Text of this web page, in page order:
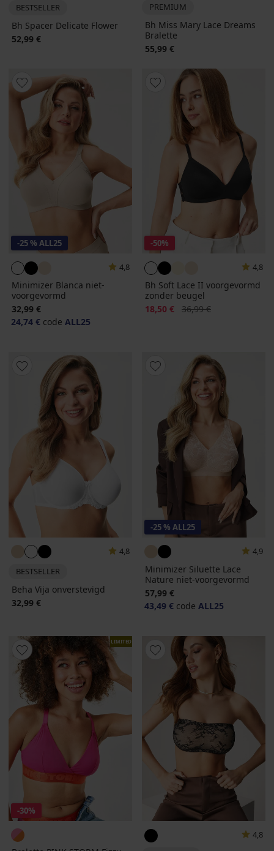
BESTSELLER
Bh Spacer Delicate Flower
52,99 €
PREMIUM
Bh Miss Mary Lace Dreams
Bralette
55,99 €
-25 % ALL25
4,8
Minimizer Blanca niet-
voorgevormd
32,99 €
24,74 € code ALL25
-50%
4,8
Bh Soft Lace II voorgevormd
zonder beugel
Korting
18,50 € Oorspronkelijke prijs
36,99 €
4,8
BESTSELLER
Beha Vija onverstevigd
32,99 €
-25 % ALL25
4,9
Minimizer Siluette Lace
Nature niet-voorgevormd
57,99 €
43,49 € code ALL25
LIMITED
-30%
4,8